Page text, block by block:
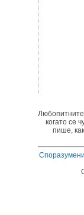
когато се
пише,